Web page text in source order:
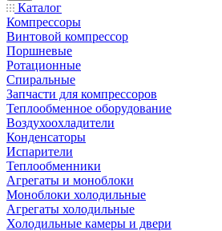
Каталог
Компрессоры
Винтовой компрессор
Поршневые
Ротационные
Спиральные
Запчасти для компрессоров
Теплообменное оборудование
Воздухоохладители
Конденсаторы
Испарители
Теплообменники
Агрегаты и моноблоки
Моноблоки холодильные
Агрегаты холодильные
Холодильные камеры и двери